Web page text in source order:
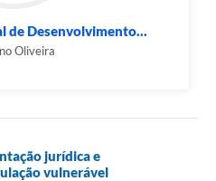
de Desenvolvimento...
Oliveira
jurídica e
vulnerável